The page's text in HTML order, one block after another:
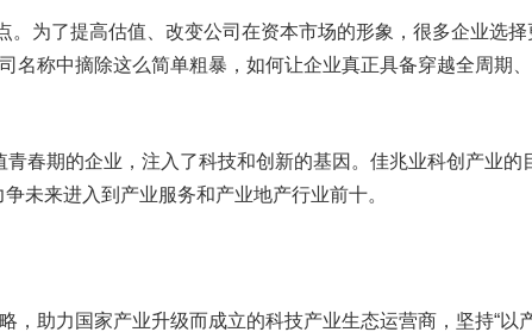
为了提高估值、改变公司在资本市场的形象，很多企业选择
名称中摘除这么简单粗暴，如何让企业真正具备穿越全周期
春期的企业，注入了科技和创新的基因。佳兆业科创产业的
未来进入到产业服务和产业地产行业前十。
，助力国家产业升级而成立的科技产业生态运营商，坚持“以